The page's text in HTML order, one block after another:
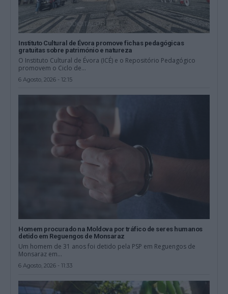
Instituto Cultural de Évora promove fichas pedagógicas
gratuitas sobre património e natureza
O Instituto Cultural de Évora (ICÉ) e o Repositório Pedagógico
promovem o Ciclo de...
6 Agosto, 2026 - 12:15
Homem procurado na Moldova por tráfico de seres humanos
detido em Reguengos de Monsaraz
Um homem de 31 anos foi detido pela PSP em Reguengos de
Monsaraz em...
6 Agosto, 2026 - 11:33